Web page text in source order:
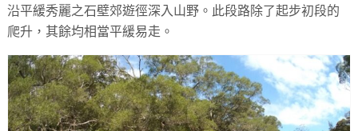
沿平緩秀麗之石壁郊遊徑深入山野。此段路除了起步初段的
爬升，其餘均相當平緩易走。